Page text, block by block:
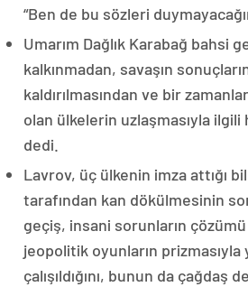
“Ben de bu sözleri
Umarım Dağlık Karabağ bahsi
kalkınmadan, savaşın
kaldırılmasından ve bir
olan ülkelerin uzlaşmasıyla ilgili
dedi.
Lavrov, üç ülkenin imza attığı
tarafından kan dökülmesinin
geçiş, insani sorunların
jeopolitik oyunların
çalışıldığını, bunun da çağdaş